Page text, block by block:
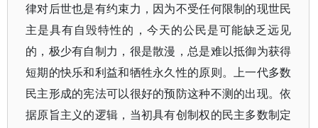
律对后世也是有约束力，因为不受任何限制的现世民
主是具有自毁特性的，今天的公民是可能缺乏远见
的，极少有自制力，很是散漫，总是难以抵御为获得
短期的快乐和利益和牺牲永久性的原则。上一代多数
民主形成的宪法可以很好的预防这种不测的出现。依
据原旨主义的逻辑，当初具有创制权的民主多数制定